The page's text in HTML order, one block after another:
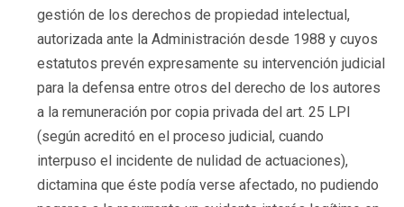
gestión de los derechos de propiedad intelectual,
autorizada ante la Administración desde 1988 y cuyos
estatutos prevén expresamente su intervención judicial
para la defensa entre otros del derecho de los autores
a la remuneración por copia privada del art. 25 LPI
(según acreditó en el proceso judicial, cuando
interpuso el incidente de nulidad de actuaciones),
dictamina que éste podía verse afectado, no pudiendo